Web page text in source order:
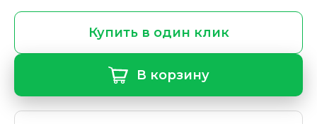
Купить в один клик
В корзину